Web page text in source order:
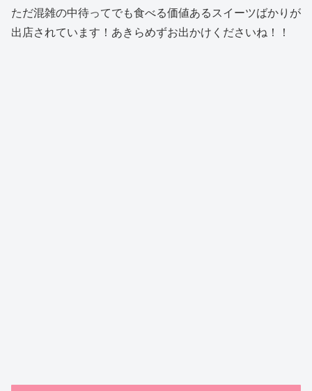
ただ混雑の中待ってでも食べる価値あるスイーツばかりが
出店されています！あきらめずお出かけくださいね！！